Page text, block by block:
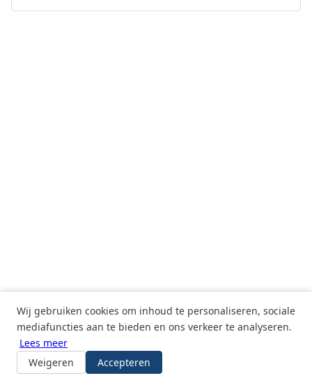
© 2026
Michael Siroen · ZZP · KVK 51879344
Wij gebruiken cookies om inhoud te personaliseren, sociale
mediafuncties aan te bieden en ons verkeer te analyseren.
Lees meer
Weigeren
Accepteren